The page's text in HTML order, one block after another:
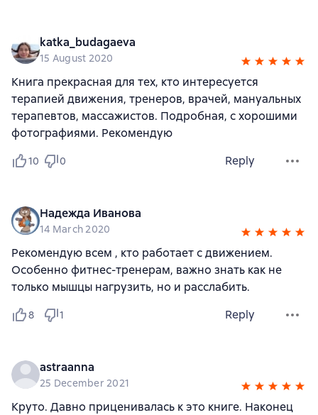
katka_budagaeva
15 August 2020
Книга прекрасная для тех, кто интересуется
терапией движения, тренеров, врачей, мануальных
терапевтов, массажистов. Подробная, с хорошими
фотографиями. Рекомендую
10 0 Reply
Надежда Иванова
14 March 2020
Рекомендую всем , кто работает с движением.
Особенно фитнес-тренерам, важно знать как не
только мышцы нагрузить, но и расслабить.
8 1 Reply
astraanna
25 December 2021
Круто. Давно приценивалась к это книге. Наконец